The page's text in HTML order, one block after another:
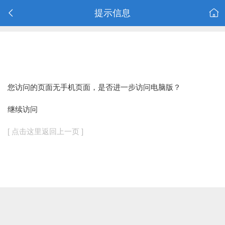
提示信息
您访问的页面无手机页面，是否进一步访问电脑版？
继续访问
[ 点击这里返回上一页 ]